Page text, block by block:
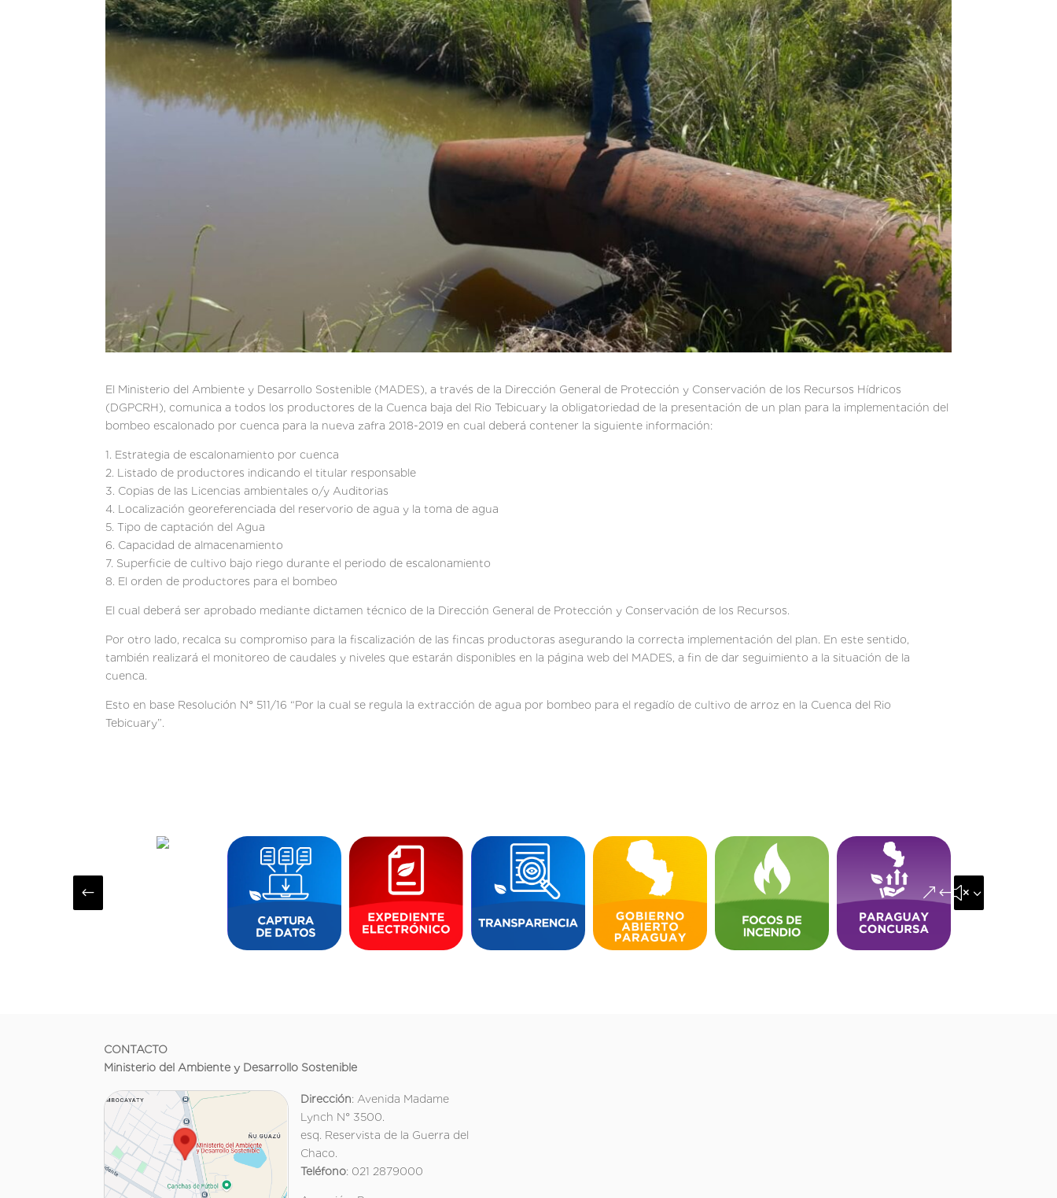
El Ministerio del Ambiente y Desarrollo Sostenible (MADES), a través de la Dirección General de Protección y Conservación de los Recursos Hídricos
(DGPCRH), comunica a todos los productores de la Cuenca baja del Rio Tebicuary la obligatoriedad de la presentación de un plan para la implementación del
bombeo escalonado por cuenca para la nueva zafra 2018-2019 en cual deberá contener la siguiente información:
1. Estrategia de escalonamiento por cuenca
2. Listado de productores indicando el titular responsable
3. Copias de las Licencias ambientales o/y Auditorias
4. Localización georeferenciada del reservorio de agua y la toma de agua
5. Tipo de captación del Agua
6. Capacidad de almacenamiento
7. Superficie de cultivo bajo riego durante el periodo de escalonamiento
8. El orden de productores para el bombeo
El cual deberá ser aprobado mediante dictamen técnico de la Dirección General de Protección y Conservación de los Recursos.
Por otro lado, recalca su compromiso para la fiscalización de las fincas productoras asegurando la correcta implementación del plan. En este sentido,
también realizará el monitoreo de caudales y niveles que estarán disponibles en la página web del MADES, a fin de dar seguimiento a la situación de la
cuenca.
Esto en base Resolución N° 511/16 “Por la cual se regula la extracción de agua por bombeo para el regadío de cultivo de arroz en la Cuenca del Rio
Tebicuary”.
# &#x35;
CONTACTO
Ministerio del Ambiente y Desarrollo Sostenible
Dirección: Avenida Madame
Lynch N° 3500.
esq. Reservista de la Guerra del
Chaco.
Teléfono: 021 2879000